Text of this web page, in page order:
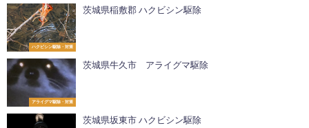
ハクビシン駆除・対策
茨城県稲敷郡 ハクビシン駆除
アライグマ駆除・対策
茨城県牛久市 アライグマ駆除
茨城県坂東市 ハクビシン駆除